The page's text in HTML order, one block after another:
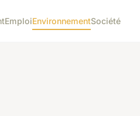
EmploiEnvironnementSociété